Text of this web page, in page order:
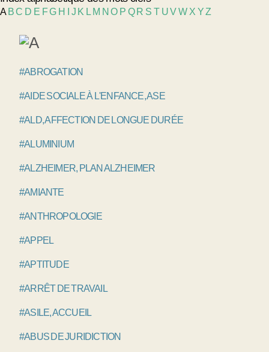
A BC D E FG H J K L M NO P Q R S T UVW X YZ
#ABROGATION
#AIDE SOCIALE À L'ENFANCE, ASE
#ALD, AFFECTION DE LONGUE DURÉE
#ALUMINIUM
#ALZHEIMER, PLAN ALZHEIMER
#AMIANTE
#ANTHROPOLOGIE
#APPEL
#APTITUDE
#ARRÊT DE TRAVAIL
#ASILE, ACCUEIL
#ABUS DE JURIDICTION